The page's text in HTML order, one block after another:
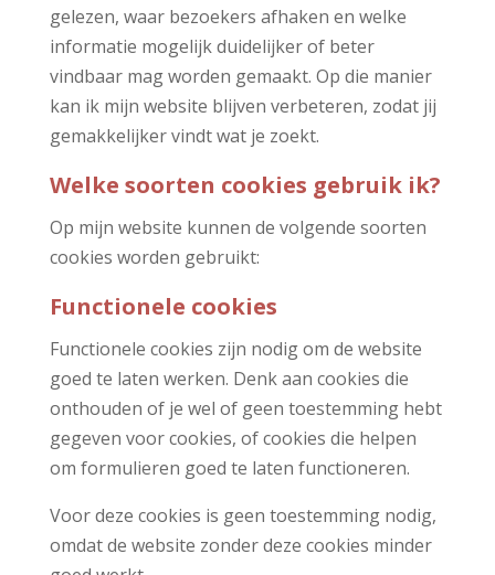
gelezen, waar bezoekers afhaken en welke
informatie mogelijk duidelijker of beter
vindbaar mag worden gemaakt. Op die manier
kan ik mijn website blijven verbeteren, zodat jij
gemakkelijker vindt wat je zoekt.
Welke soorten cookies gebruik ik?
Op mijn website kunnen de volgende soorten
cookies worden gebruikt:
Functionele cookies
Functionele cookies zijn nodig om de website
goed te laten werken. Denk aan cookies die
onthouden of je wel of geen toestemming hebt
gegeven voor cookies, of cookies die helpen
om formulieren goed te laten functioneren.
Voor deze cookies is geen toestemming nodig,
omdat de website zonder deze cookies minder